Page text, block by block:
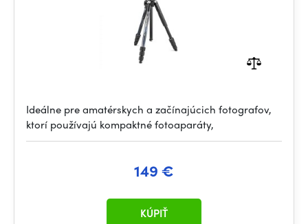
Ideálne pre amatérskych a začínajúcich fotografov,
ktorí používajú kompaktné fotoaparáty,
149 €
KÚPIŤ